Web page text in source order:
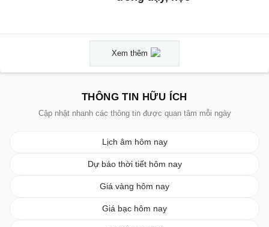
Xem thêm
THÔNG TIN HỮU ÍCH
Cập nhật nhanh các thông tin được quan tâm mỗi ngày
Lịch âm hôm nay
Dự báo thời tiết hôm nay
Giá vàng hôm nay
Giá bạc hôm nay